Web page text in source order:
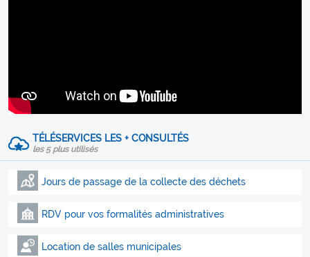
TÉLÉSERVICES LES + CONSULTÉS
les 5 plus utilisés
Jours de passage de la collecte des déchets
RDV pour vos formalités administratives
Location de salles municipales